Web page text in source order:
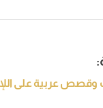
روايات وقصص عربية على